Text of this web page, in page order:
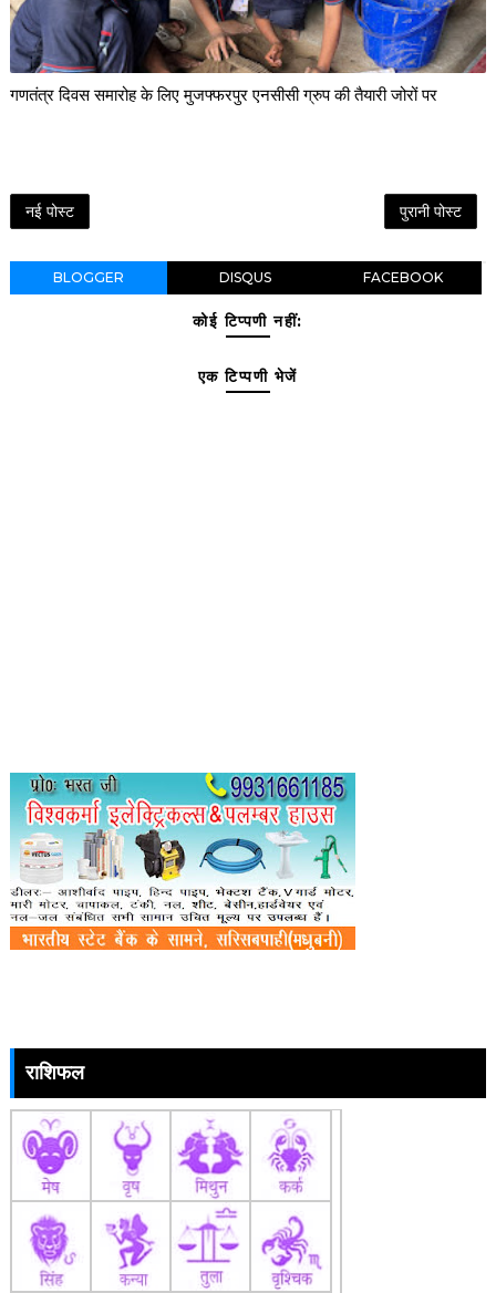
गणतंत्र दिवस समारोह के लिए मुजफ्फरपुर एनसीसी ग्रुप की तैयारी जोरों पर
नई पोस्ट पुरानी पोस्ट
BLOGGER DISQUS FACEBOOK
कोई टिप्पणी नहीं:
एक टिप्पणी भेजें
राशिफल